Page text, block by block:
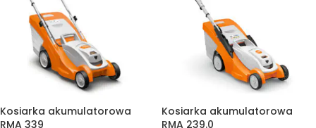
Kosiarka akumulatorowa
RMA 339
Kosiarka akumulatorowa
RMA 239.0